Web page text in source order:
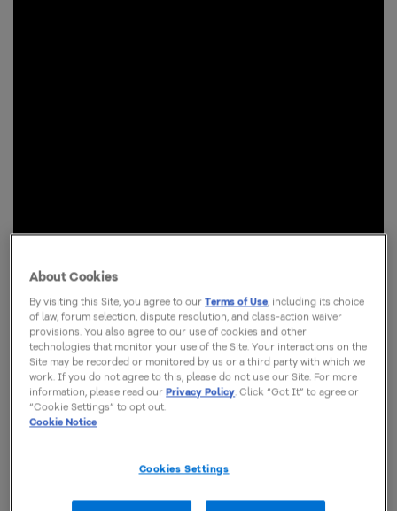
About Cookies
By visiting this Site, you agree to ourTerms of Use, including its choice
of law, forum selection, dispute resolution, and class-action waiver
provisions. You also agree to our use of cookies and other
technologies that monitor your use of the Site. Your interactions on the
Site may be recorded or monitored by us or a third party with which we
work. If you do not agree to this, please do not use our Site. For more
information, please read ourPrivacy Policy. Click “Got It” to agree or
“Cookie Settings” to opt out.
Cookie Notice
Cookies Settings